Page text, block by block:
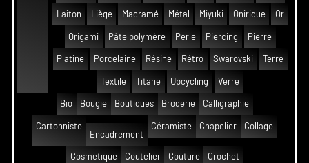
Laiton Liège Macramé Métal Miyuki Onirique Or
Origami Pâte polymère Perle Piercing Pierre
Platine Porcelaine Résine Rétro Swarovski Terre
Textile Titane Upcycling Verre
Bio Bougie Boutiques Broderie Calligraphie
Cartonniste
Encadrement
Céramiste Chapelier Collage
Cosmetique Coutelier Couture Crochet